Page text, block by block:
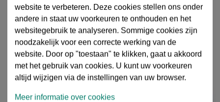
website te verbeteren. Deze cookies stellen ons onder
andere in staat uw voorkeuren te onthouden en het
websitegebruik te analyseren. Sommige cookies zijn
noodzakelijk voor een correcte werking van de
website. Door op "toestaan" te klikken, gaat u akkoord
met het gebruik van cookies. U kunt uw voorkeuren
altijd wijzigen via de instellingen van uw browser.
Meer informatie over cookies